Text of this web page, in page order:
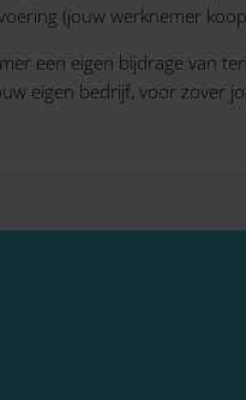
(jouw werknemer
een eigen bijdrage van
eigen bedrijf, voor zover